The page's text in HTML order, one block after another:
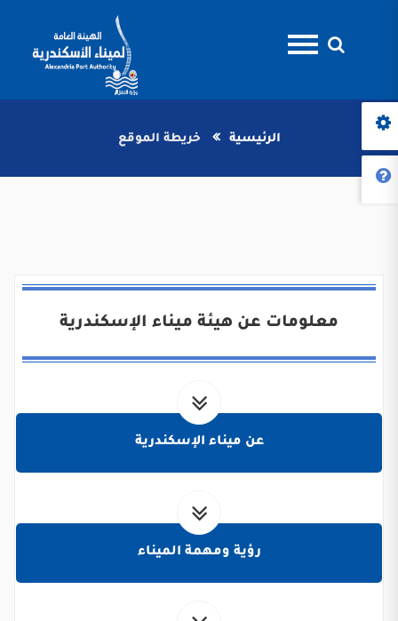
الرئيسية خريطة الموقع
معلومات عن هيئة ميناء الإسكندرية
عن ميناء الإسكندرية
رؤية ومهمة الميناء